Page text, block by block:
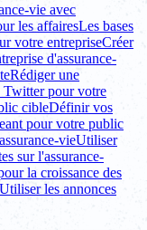
vie avec
les affairesLes bases
votre entrepriseCréer
d'assurance-
Rédiger une
Twitter pour votre
cibleDéfinir vos
pour votre public
vieUtiliser
sur l'assurance-
la croissance des
Utiliser les annonces